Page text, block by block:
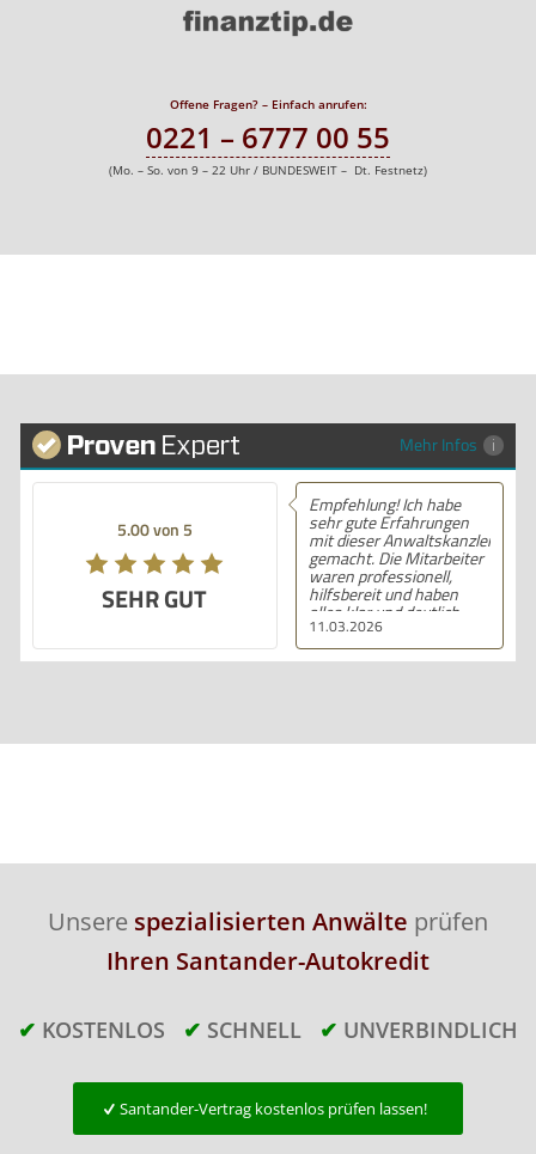
Offene Fragen? – Einfach anrufen:
0221 – 6777 00 55
(Mo. – So. von 9 – 22 Uhr / BUNDESWEIT – Dt. Festnetz)
Mehr Infos
5.00 von 5
SEHR GUT
11.03.2026
Empfehlung! Ich habe
sehr gute Erfahrungen
mit dieser Anwaltskanzlei
gemacht. Die Mitarbeiter
waren professionell,
hilfsbereit und haben
alles klar und deutlich
erklärt. Ich bin mit der
Beratung sehr zufrieden
und kann ihre
Unsere spezialisierten Anwälte prüfen
Ihren Santander-Autokredit
✔ KOSTENLOS ✔ SCHNELL ✔ UNVERBINDLICH
Santander-Vertrag kostenlos prüfen lassen!